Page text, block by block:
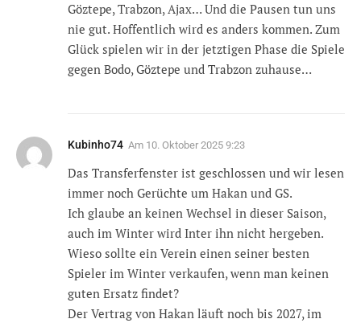
Göztepe, Trabzon, Ajax… Und die Pausen tun uns
nie gut. Hoffentlich wird es anders kommen. Zum
Glück spielen wir in der jetztigen Phase die Spiele
gegen Bodo, Göztepe und Trabzon zuhause…
Kubinho74 Am 10. Oktober 2025 9:23
Das Transferfenster ist geschlossen und wir lesen
immer noch Gerüchte um Hakan und GS.
Ich glaube an keinen Wechsel in dieser Saison,
auch im Winter wird Inter ihn nicht hergeben.
Wieso sollte ein Verein einen seiner besten
Spieler im Winter verkaufen, wenn man keinen
guten Ersatz findet?
Der Vertrag von Hakan läuft noch bis 2027, im